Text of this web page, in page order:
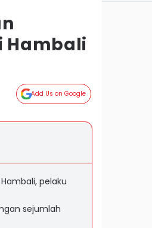
Hambali
Add Us on Google
pelaku
sejumlah